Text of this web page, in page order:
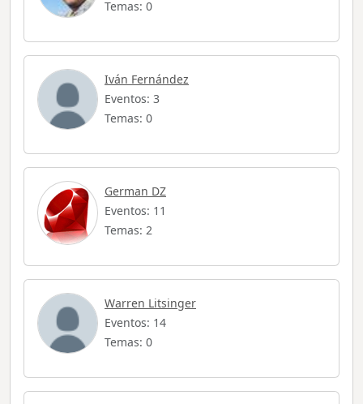
Temas: 0
Iván Fernández
Eventos: 3
Temas: 0
German DZ
Eventos: 11
Temas: 2
Warren Litsinger
Eventos: 14
Temas: 0